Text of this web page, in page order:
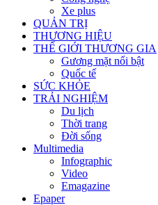
Xe plus
QUẢN TRỊ
THƯƠNG HIỆU
THẾ GIỚI THƯƠNG GIA
Gương mặt nổi bật
Quốc tế
SỨC KHỎE
TRẢI NGHIỆM
Du lịch
Thời trang
Đời sống
Multimedia
Infographic
Video
Emagazine
Epaper